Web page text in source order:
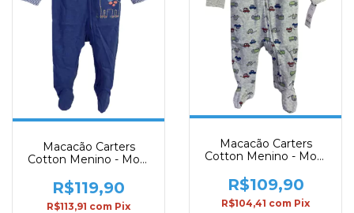
Macacão Carters
Cotton Menino - Mod.
R$119,90
R$113,91 com Pix
Macacão Carters
Cotton Menino - Mod.
R$109,90
R$104,41 com Pix